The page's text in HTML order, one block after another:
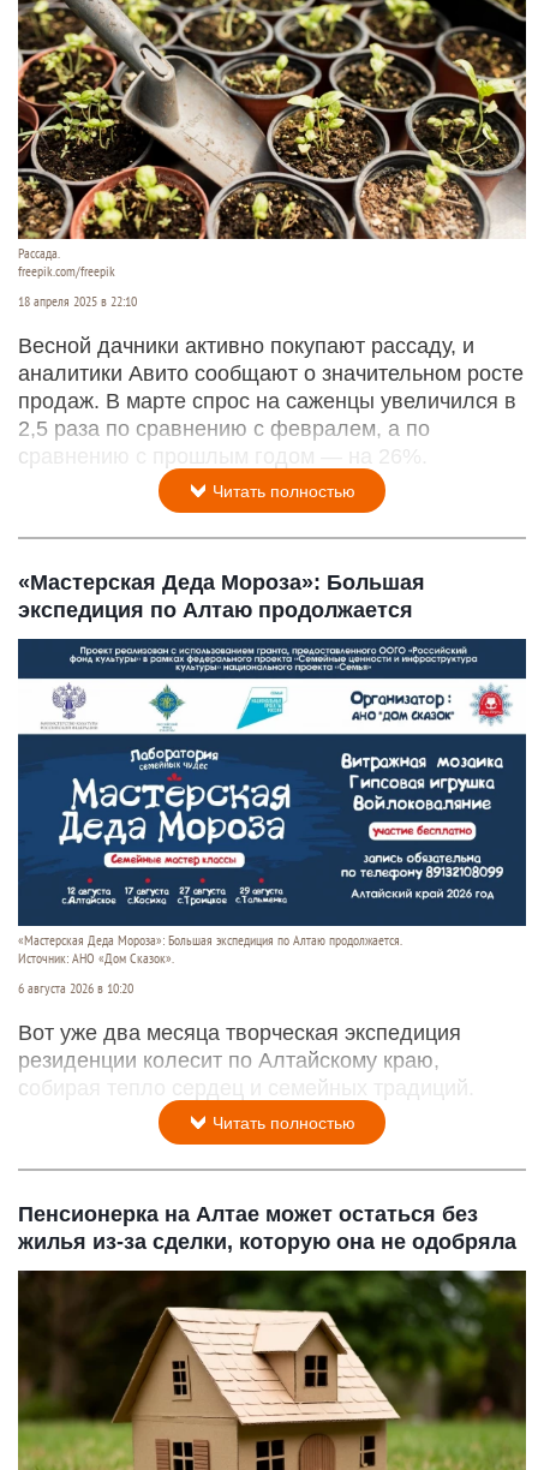
Рассада.
freepik.com/freepik
18 апреля 2025 в 22:10
Весной дачники активно покупают рассаду, и
аналитики Авито сообщают о значительном росте
продаж. В марте спрос на саженцы увеличился в
2,5 раза по сравнению с февралем, а по
сравнению с прошлым годом — на 26%.
Читать полностью
«Мастерская Деда Мороза»: Большая
экспедиция по Алтаю продолжается
«Мастерская Деда Мороза»: Большая экспедиция по Алтаю продолжается.
Источник: АНО «Дом Сказок».
6 августа 2026 в 10:20
Вот уже два месяца творческая экспедиция
резиденции колесит по Алтайскому краю,
собирая тепло сердец и семейных традиций.
Читать полностью
Пенсионерка на Алтае может остаться без
жилья из-за сделки, которую она не одобряла